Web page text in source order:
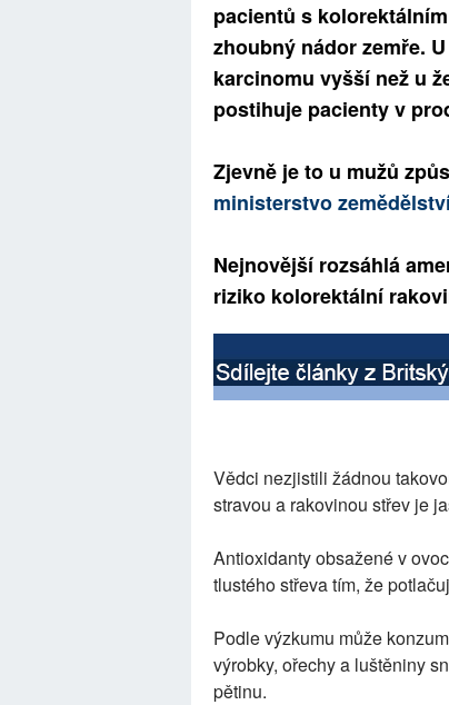
pacientů s
zhoubný nádor zemře.
karcinomu vyšší než u
postihuje pacienty v
Zjevně je to u mužů
ministerstvo
Nejnovější rozsáhlá
riziko kolorektální
Vědci nezjistili žádnou
stravou a rakovinou střev je
Antioxidanty obsažené v
tlustého střeva tím, že
Podle výzkumu může
výrobky, ořechy a luštěniny
pětinu.